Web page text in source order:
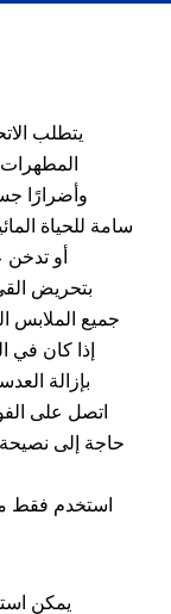
يتطلب
وأضرارًا
سامة للحياة
أو تدخن
بتحريض
جميع الملابس
إذا كان في
بإزالة
اتصل على
حاجة إلى
استخدم فقط
يمكن